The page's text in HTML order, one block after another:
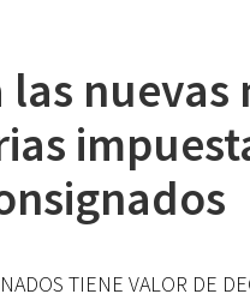
las
TIENE VALOR DE